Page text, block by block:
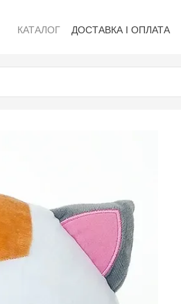
КАТАЛОГ ДОСТАВКА І ОПЛАТА